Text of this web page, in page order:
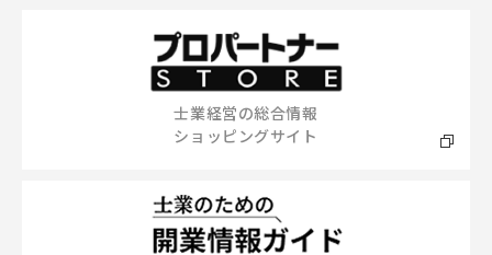
士業経営の総合情報
ショッピングサイト